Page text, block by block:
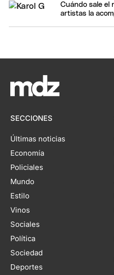
Cuándo sale el
artistas la
SECCIONES
Últimas noticias
Economía
Policiales
Mundo
Estilo
Vinos
Sociales
Política
Sociedad
Deportes